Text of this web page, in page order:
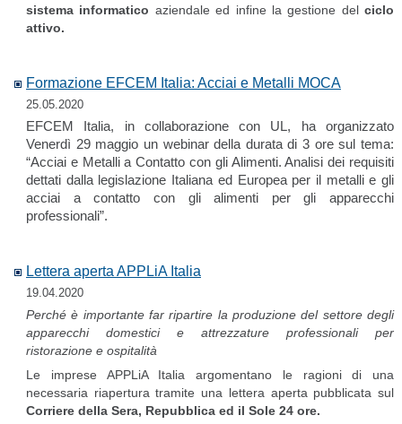
sistema informatico aziendale ed infine la gestione delciclo
attivo.
Formazione EFCEM Italia: Acciai e Metalli MOCA
25.05.2020
EFCEM Italia, in collaborazione con UL, ha organizzato
Venerdì 29 maggio un webinar della durata di 3 ore sul tema:
“Acciai e Metalli a Contatto con gli Alimenti. Analisi dei requisiti
dettati dalla legislazione Italiana ed Europea per il metalli e gli
acciai a contatto con gli alimenti per gli apparecchi
professionali”.
Lettera aperta APPLiA Italia
19.04.2020
Perché è importante far ripartire la produzione del settore degli
apparecchi domestici e attrezzature professionali per
ristorazione e ospitalità
Le imprese APPLiA Italia argomentano le ragioni di una
necessaria riapertura tramite una lettera aperta pubblicata sul
Corriere della Sera, Repubblica ed il Sole 24 ore.